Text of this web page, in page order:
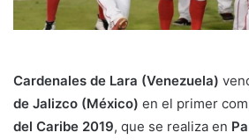
Cardenales de Lara (Venezuela)
de Jalizco (México) en el primer
del Caribe 2019, que se realiza en